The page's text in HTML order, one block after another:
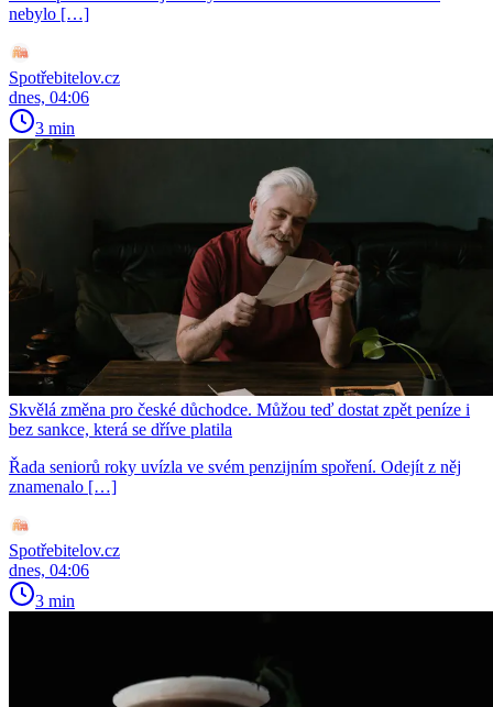
nebylo […]
Spotřebitelov.cz
dnes, 04:06
3 min
Skvělá změna pro české důchodce. Můžou teď dostat zpět peníze i
bez sankce, která se dříve platila
Řada seniorů roky uvízla ve svém penzijním spoření. Odejít z něj
znamenalo […]
Spotřebitelov.cz
dnes, 04:06
3 min